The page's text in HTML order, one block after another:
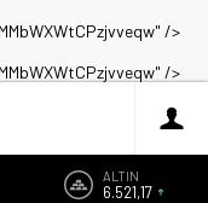
/>
/>
ALTIN
6.521,17